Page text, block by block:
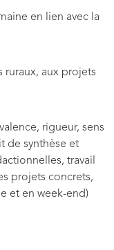
en lien avec la
ruraux, aux projets
rigueur, sens
de synthèse et
travail
projets concrets,
et en week-end)